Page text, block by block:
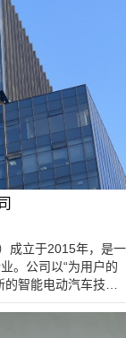
成立于2015年，是一
。公司以“为用户的
智能电动汽车技术